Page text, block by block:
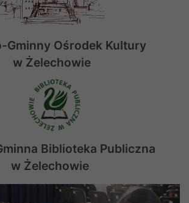
Gminny Ośrodek Kultury
w Żelechowie
Biblioteka Publiczna
w Żelechowie